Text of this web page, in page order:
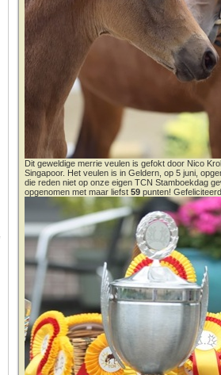
Dit geweldige merrie veulen is gefokt door Nico
Singapoor. Het veulen is in Geldern, op 5 juni,
die reden niet op onze eigen TCN Stamboekdag
opgenomen met maar liefst 59 punten!